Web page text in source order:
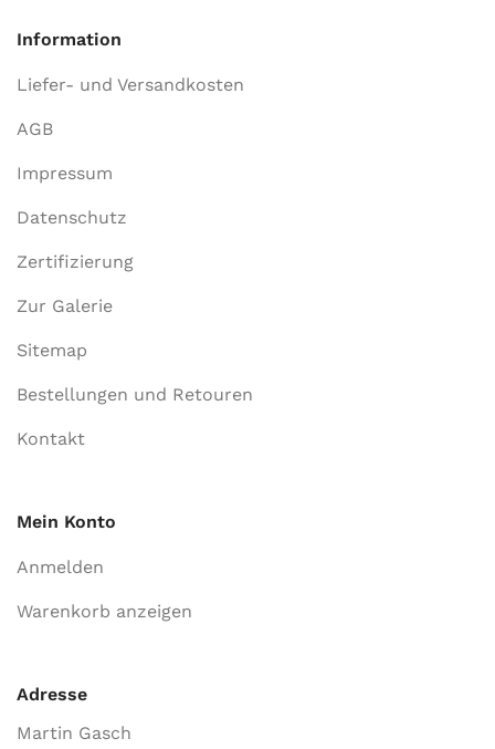
Information
Liefer- und Versandkosten
AGB
Impressum
Datenschutz
Zertifizierung
Zur Galerie
Sitemap
Bestellungen und Retouren
Kontakt
Mein Konto
Anmelden
Warenkorb anzeigen
Adresse
Martin Gasch